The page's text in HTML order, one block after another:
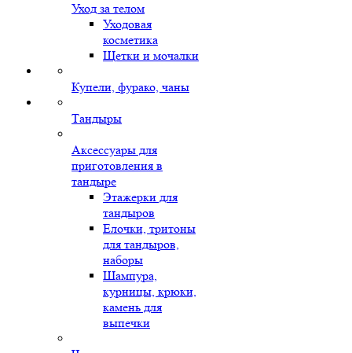
Уход за телом
Уходовая
косметика
Щетки и мочалки
Купели, фурако, чаны
Тандыры
Аксессуары для
приготовления в
тандыре
Этажерки для
тандыров
Елочки, тритоны
для тандыров,
наборы
Шампура,
курницы, крюки,
камень для
выпечки